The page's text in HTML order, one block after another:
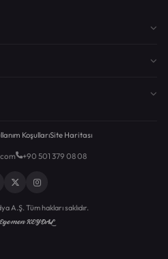
KoşullarıSite Haritası
+90 501 379 08 08
A.Ş. Tüm hakları saklıdır.
Egemen KEYDAL